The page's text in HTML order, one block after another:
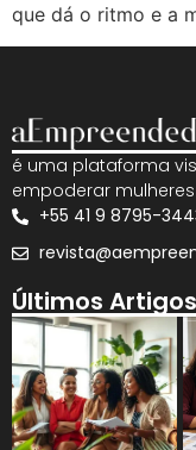
que dá o ritmo e a
é uma plataforma
empoderar
+55 41 9 8795-
Últimos Artigos